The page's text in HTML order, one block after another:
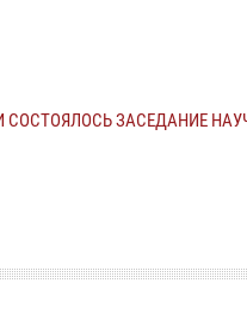
СОСТОЯЛОСЬ ЗАСЕДАНИЕ